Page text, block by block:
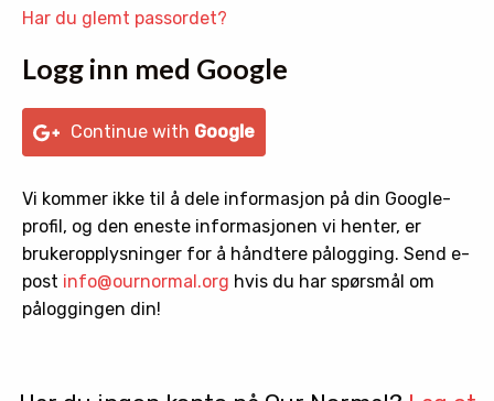
Har du glemt passordet?
Logg inn med Google
Continue with Google
Vi kommer ikke til å dele informasjon på din Google-
profil, og den eneste informasjonen vi henter, er
brukeropplysninger for å håndtere pålogging. Send e-
post info@ournormal.org hvis du har spørsmål om
påloggingen din!